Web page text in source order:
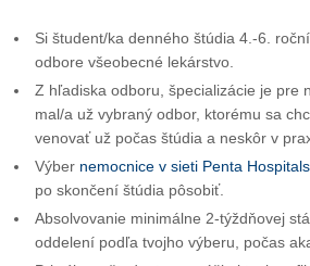
Si študent/ka denného štúdia 4.-6.
odbore všeobecné lekárstvo.
Z hľadiska odboru, špecializácie je pre
mal/a už vybraný odbor, ktorému sa
venovať už počas štúdia a neskôr v
Výber nemocnice v sieti Penta Hospitals
po skončení štúdia pôsobiť.
Absolvovanie minimálne 2-týždňovej
oddelení podľa tvojho výberu, počas